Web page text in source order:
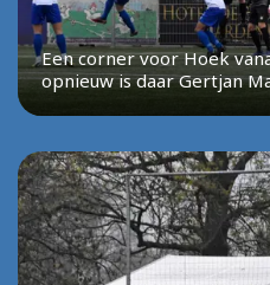
Een corner voor Hoek
opnieuw is daar Gertjan